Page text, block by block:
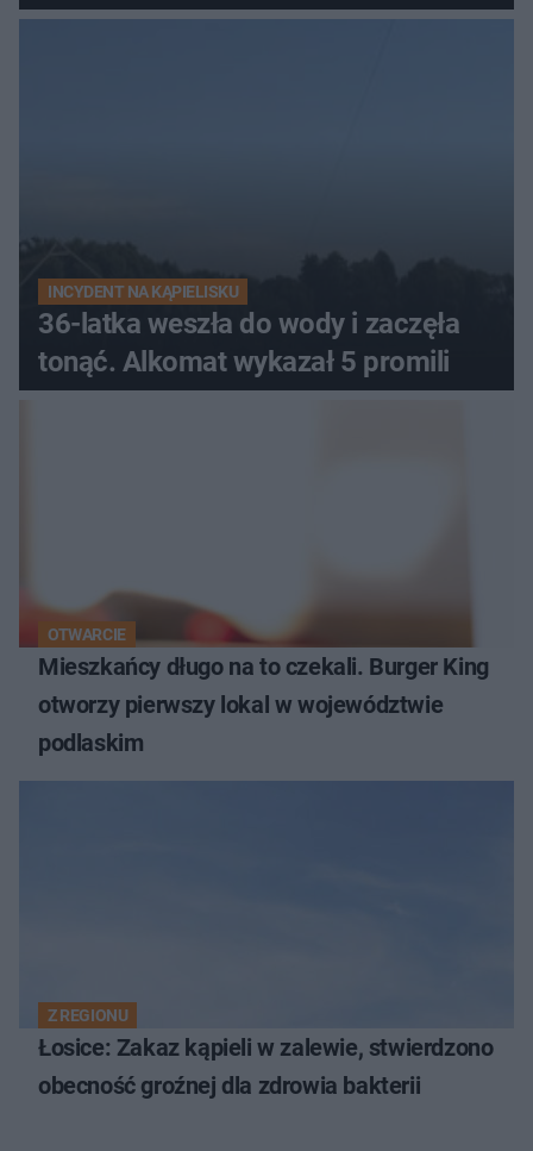
INCYDENT NA KĄPIELISKU
36-latka weszła do wody i zaczęła
tonąć. Alkomat wykazał 5 promili
OTWARCIE
Mieszkańcy długo na to czekali. Burger King
otworzy pierwszy lokal w województwie
podlaskim
Z REGIONU
Łosice: Zakaz kąpieli w zalewie, stwierdzono
obecność groźnej dla zdrowia bakterii